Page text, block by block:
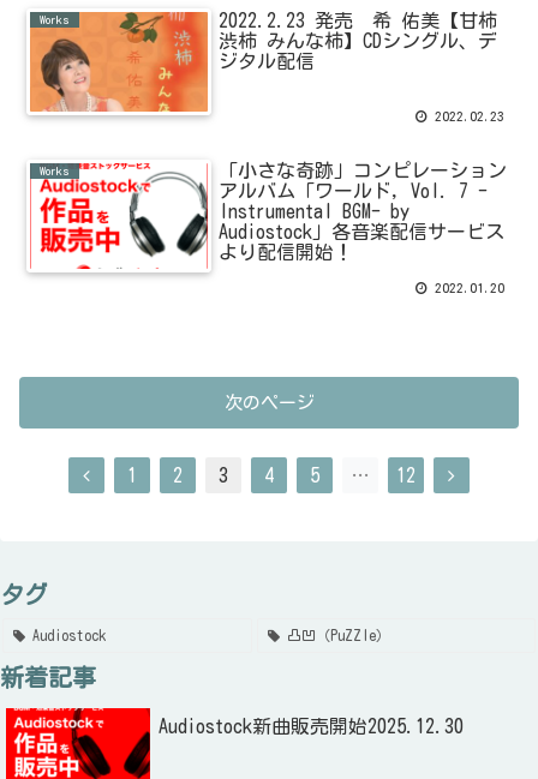
Works
2022.2.23 発売 希 佑美【甘柿
渋柿 みんな柿】CDシングル、デ
ジタル配信
2022.02.23
Works
「小さな奇跡」コンピレーション
アルバム「ワールド, Vol. 7 -
Instrumental BGM- by
Audiostock」各音楽配信サービス
より配信開始！
2022.01.20
次のページ
1 2 3 4 5 … 12
タグ
Audiostock 凸凹（PuZZle）
新着記事
Audiostock新曲販売開始2025.12.30